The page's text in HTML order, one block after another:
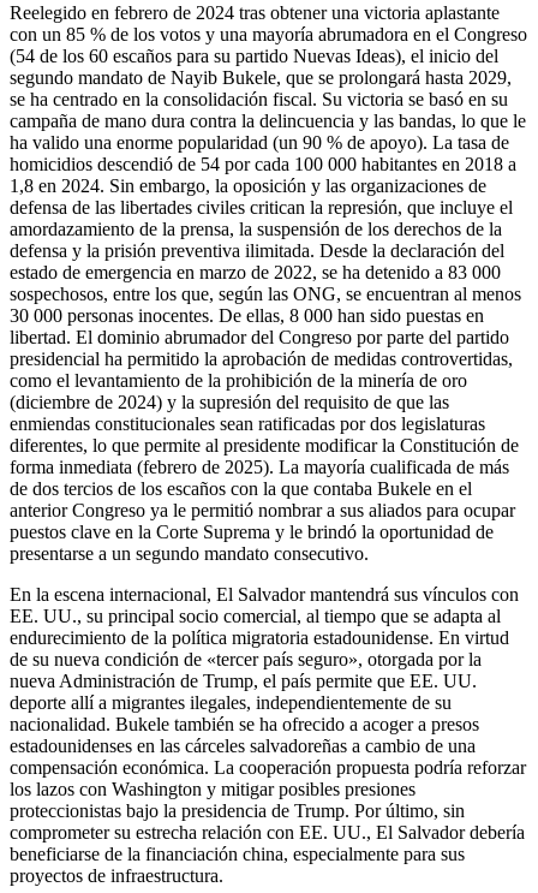
Reelegido en febrero de 2024 tras obtener una victoria aplastante
con un 85 % de los votos y una mayoría abrumadora en el Congreso
(54 de los 60 escaños para su partido Nuevas Ideas), el inicio del
segundo mandato de Nayib Bukele, que se prolongará hasta 2029,
se ha centrado en la consolidación fiscal. Su victoria se basó en su
campaña de mano dura contra la delincuencia y las bandas, lo que le
ha valido una enorme popularidad (un 90 % de apoyo). La tasa de
homicidios descendió de 54 por cada 100 000 habitantes en 2018 a
1,8 en 2024. Sin embargo, la oposición y las organizaciones de
defensa de las libertades civiles critican la represión, que incluye el
amordazamiento de la prensa, la suspensión de los derechos de la
defensa y la prisión preventiva ilimitada. Desde la declaración del
estado de emergencia en marzo de 2022, se ha detenido a 83 000
sospechosos, entre los que, según las ONG, se encuentran al menos
30 000 personas inocentes. De ellas, 8 000 han sido puestas en
libertad. El dominio abrumador del Congreso por parte del partido
presidencial ha permitido la aprobación de medidas controvertidas,
como el levantamiento de la prohibición de la minería de oro
(diciembre de 2024) y la supresión del requisito de que las
enmiendas constitucionales sean ratificadas por dos legislaturas
diferentes, lo que permite al presidente modificar la Constitución de
forma inmediata (febrero de 2025). La mayoría cualificada de más
de dos tercios de los escaños con la que contaba Bukele en el
anterior Congreso ya le permitió nombrar a sus aliados para ocupar
puestos clave en la Corte Suprema y le brindó la oportunidad de
presentarse a un segundo mandato consecutivo.
En la escena internacional, El Salvador mantendrá sus vínculos con
EE. UU., su principal socio comercial, al tiempo que se adapta al
endurecimiento de la política migratoria estadounidense. En virtud
de su nueva condición de «tercer país seguro», otorgada por la
nueva Administración de Trump, el país permite que EE. UU.
deporte allí a migrantes ilegales, independientemente de su
nacionalidad. Bukele también se ha ofrecido a acoger a presos
estadounidenses en las cárceles salvadoreñas a cambio de una
compensación económica. La cooperación propuesta podría reforzar
los lazos con Washington y mitigar posibles presiones
proteccionistas bajo la presidencia de Trump. Por último, sin
comprometer su estrecha relación con EE. UU., El Salvador debería
beneficiarse de la financiación china, especialmente para sus
proyectos de infraestructura.